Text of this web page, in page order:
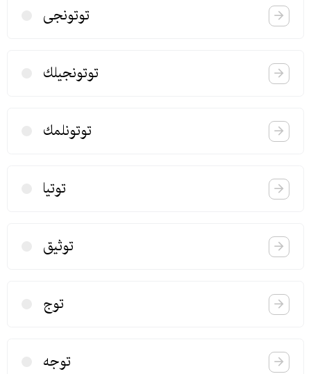
توتونجی
توتونجیلك
توتونلمك
توتیا
توثیق
توج
توجه